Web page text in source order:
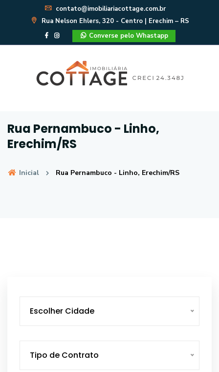
contato@imobiliariacottage.com.br
Rua Nelson Ehlers, 320 - Centro | Erechim – RS
Converse pelo Whastapp
Rua Pernambuco - Linho,
Erechim/RS
Inicial Rua Pernambuco - Linho, Erechim/RS
Escolher Cidade
Tipo de Contrato